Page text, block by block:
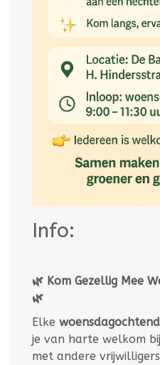
Info:
🌿 Kom Gezellig Mee
🌿
Elke woensdagochtend
je van harte welkom bij
met andere